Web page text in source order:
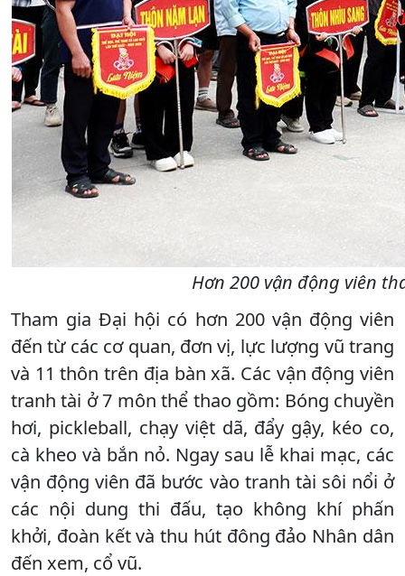
Hơn 200 vận động viên
Tham gia Đại hội có hơn 200 vận động viên
đến từ các cơ quan, đơn vị, lực lượng vũ trang
và 11 thôn trên địa bàn xã. Các vận động viên
tranh tài ở 7 môn thể thao gồm: Bóng chuyền
hơi, pickleball, chạy việt dã, đẩy gậy, kéo co,
cà kheo và bắn nỏ. Ngay sau lễ khai mạc, các
vận động viên đã bước vào tranh tài sôi nổi ở
các nội dung thi đấu, tạo không khí phấn
khởi, đoàn kết và thu hút đông đảo Nhân dân
đến xem, cổ vũ.